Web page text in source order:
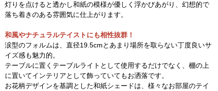
灯りを点けると透かし和紙の模様が優しく浮かびあがり、幻想的で
落ち着きのある雰囲気に仕上がります。
和風やナチュラルテイストにも相性抜群！
涙型のフォルムは、直径19.5cmとあまり場所を取らない丁度良いサ
イズ感も魅力的。
テーブルに置くテーブルライトとして使用するだけでなく、棚の上
に置いてインテリアとして飾っていてもお洒落です。
お花柄デザインを基調とした和紙シェードは、様々なお部屋のテイ